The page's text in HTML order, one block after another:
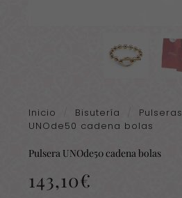
Inicio Bisutería Pulseras
UNOde50 cadena bolas
Pulsera UNOde50 cadena bolas
143,10€